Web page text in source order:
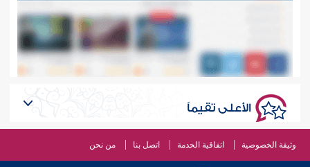
الأعلى تقيماً
وثيقة الخصوصية اتفاقية الخدمة اتصل بنا من نحن